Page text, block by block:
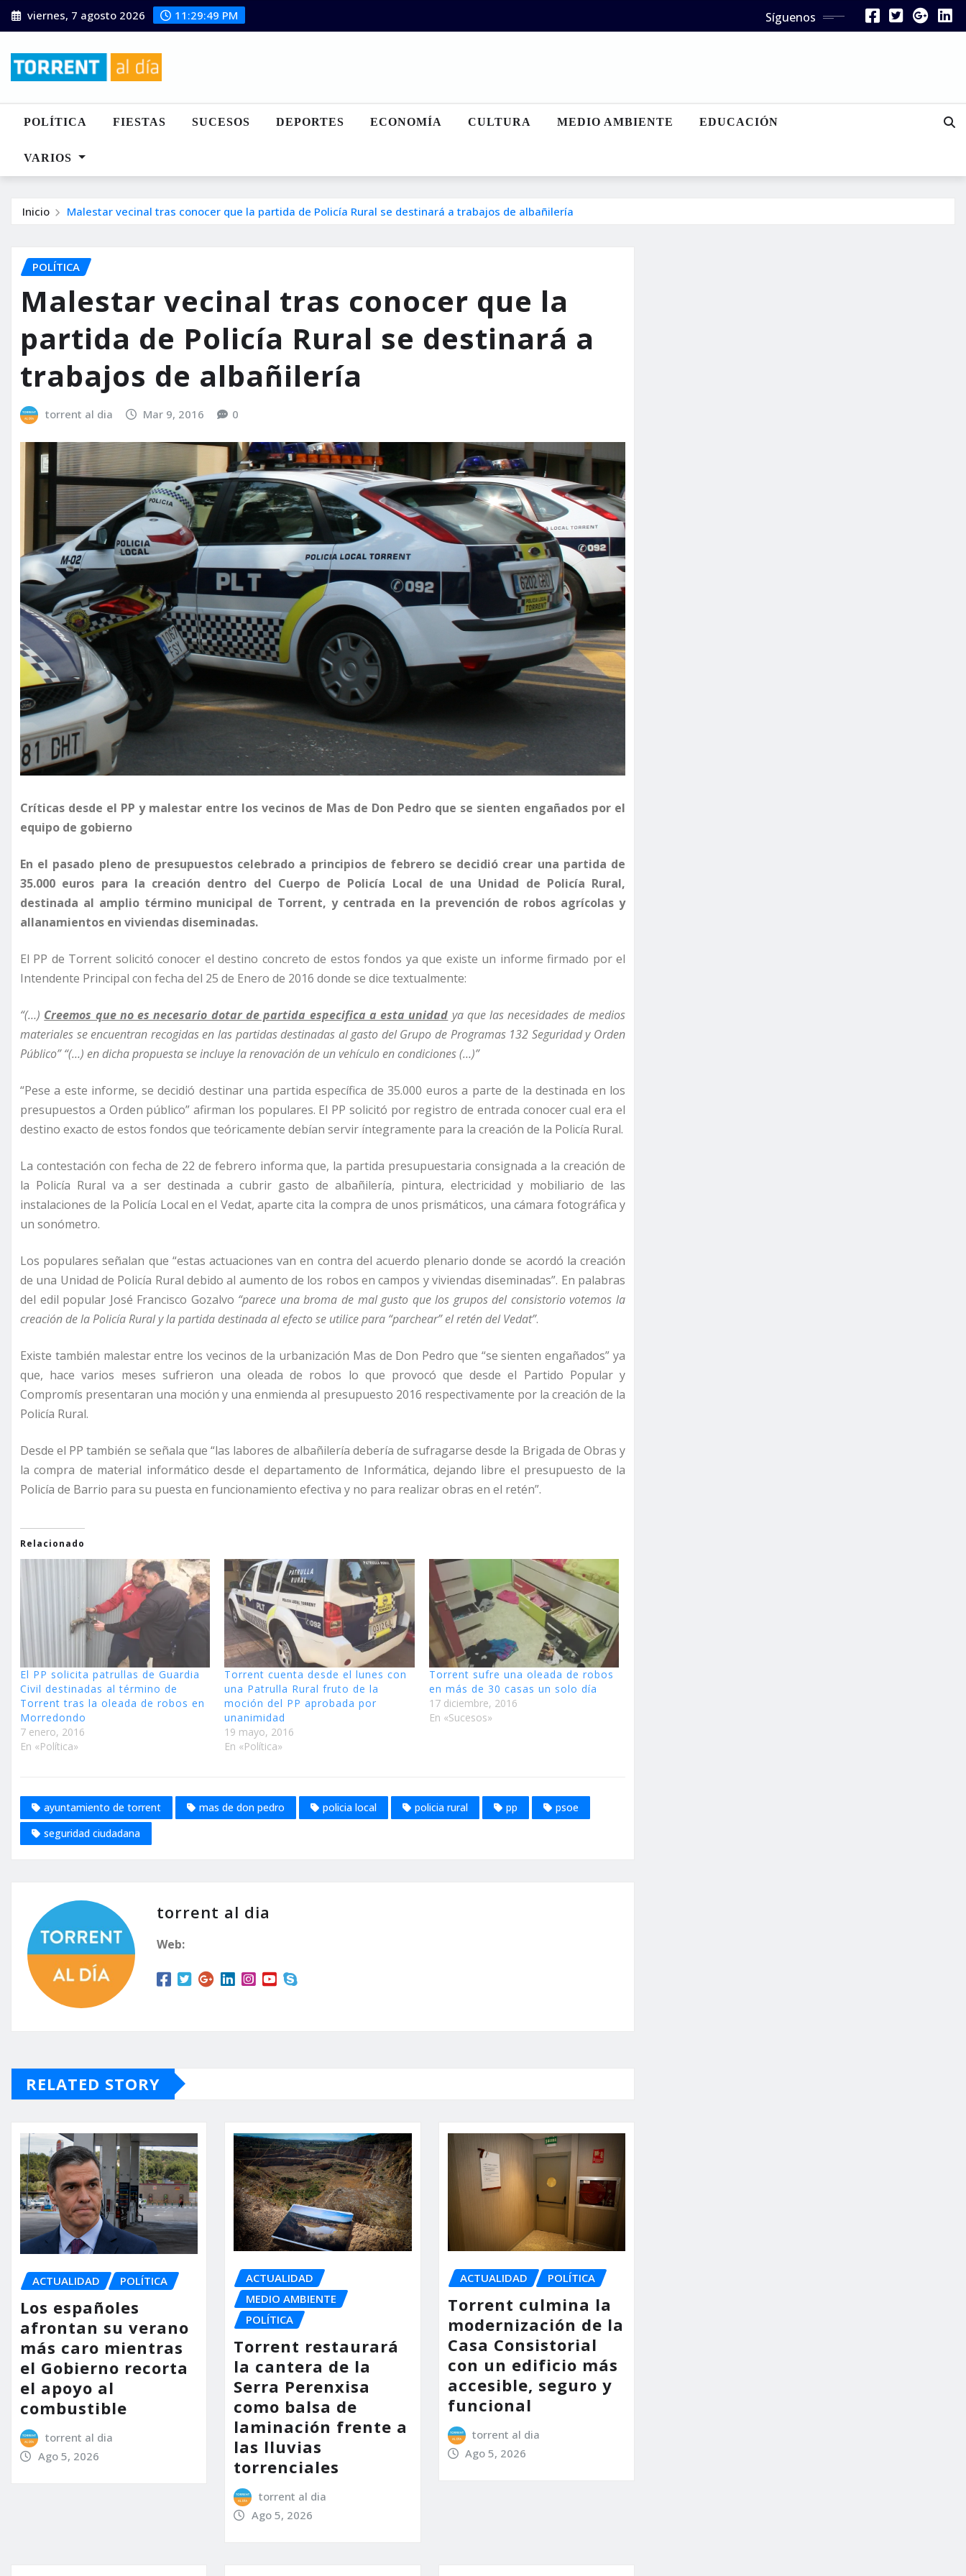
Saltar
al
viernes, 7 agosto 2026 11:29:50 PM Síguenos
POLÍTICA FIESTAS SUCESOS DEPORTES ECONOMÍA CULTURA MEDIO AMBIENTE EDUCACIÓN
VARIOS
Inicio Malestar vecinal tras conocer que la partida de Policía Rural se destinará a trabajos de albañilería
POLÍTICA
Malestar vecinal tras conocer que la
partida de Policía Rural se destinará a
trabajos de albañilería
torrent al dia Mar 9, 2016 0
Críticas desde el PP y malestar entre los vecinos de Mas de Don Pedro que se sienten engañados por el
equipo de gobierno
En el pasado pleno de presupuestos celebrado a principios de febrero se decidió crear una partida de
35.000 euros para la creación dentro del Cuerpo de Policía Local de una Unidad de Policía Rural,
destinada al amplio término municipal de Torrent, y centrada en la prevención de robos agrícolas y
allanamientos en viviendas diseminadas.
El PP de Torrent solicitó conocer el destino concreto de estos fondos ya que existe un informe firmado por el
Intendente Principal con fecha del 25 de Enero de 2016 donde se dice textualmente:
“(…) Creemos que no es necesario dotar de partida especifica a esta unidad ya que las necesidades de medios
materiales se encuentran recogidas en las partidas destinadas al gasto del Grupo de Programas 132 Seguridad y Orden
Público” “(…) en dicha propuesta se incluye la renovación de un vehículo en condiciones (…)”
“Pese a este informe, se decidió destinar una partida específica de 35.000 euros a parte de la destinada en los
presupuestos a Orden público” afirman los populares. El PP solicitó por registro de entrada conocer cual era el
destino exacto de estos fondos que teóricamente debían servir íntegramente para la creación de la Policía Rural.
La contestación con fecha de 22 de febrero informa que, la partida presupuestaria consignada a la creación de
la Policía Rural va a ser destinada a cubrir gasto de albañilería, pintura, electricidad y mobiliario de las
instalaciones de la Policía Local en el Vedat, aparte cita la compra de unos prismáticos, una cámara fotográfica y
un sonómetro.
Los populares señalan que “estas actuaciones van en contra del acuerdo plenario donde se acordó la creación
de una Unidad de Policía Rural debido al aumento de los robos en campos y viviendas diseminadas”. En palabras
del edil popular José Francisco Gozalvo “parece una broma de mal gusto que los grupos del consistorio votemos la
creación de la Policía Rural y la partida destinada al efecto se utilice para “parchear” el retén del Vedat”.
Existe también malestar entre los vecinos de la urbanización Mas de Don Pedro que “se sienten engañados” ya
que, hace varios meses sufrieron una oleada de robos lo que provocó que desde el Partido Popular y
Compromís presentaran una moción y una enmienda al presupuesto 2016 respectivamente por la creación de la
Policía Rural.
Desde el PP también se señala que “las labores de albañilería debería de sufragarse desde la Brigada de Obras y
la compra de material informático desde el departamento de Informática, dejando libre el presupuesto de la
Policía de Barrio para su puesta en funcionamiento efectiva y no para realizar obras en el retén”.
Relacionado
El PP solicita patrullas de Guardia
Civil destinadas al término de
Torrent tras la oleada de robos en
Morredondo
7 enero, 2016
En «Política»
Torrent cuenta desde el lunes con
una Patrulla Rural fruto de la
moción del PP aprobada por
unanimidad
19 mayo, 2016
En «Política»
Torrent sufre una oleada de robos
en más de 30 casas un solo día
17 diciembre, 2016
En «Sucesos»
ayuntamiento de torrent mas de don pedro policia local policia rural pp
psoe
seguridad ciudadana
torrent al dia
Web:
RELATED STORY
ACTUALIDAD POLÍTICA
Los españoles
afrontan su verano
más caro mientras
el Gobierno recorta
el apoyo al
combustible
torrent al dia
Ago 5, 2026
ACTUALIDAD
MEDIO AMBIENTE
POLÍTICA
Torrent restaurará
la cantera de la
Serra Perenxisa
como balsa de
laminación frente a
las lluvias
torrenciales
torrent al dia
Ago 5, 2026
ACTUALIDAD POLÍTICA
Torrent culmina la
modernización de la
Casa Consistorial
con un edificio más
accesible, seguro y
funcional
torrent al dia
Ago 5, 2026